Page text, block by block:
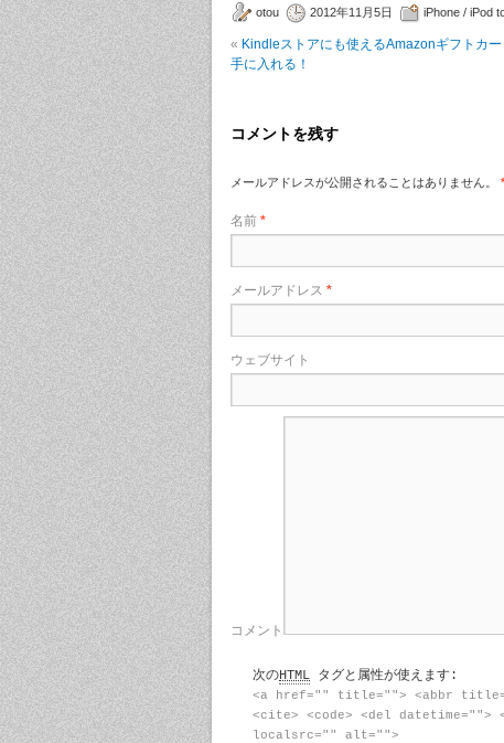
otou 2012年11月5日 iPhone / iPod
« Kindleストアにも使えるAmazonギフトカー
手に入れる！
コメントを残す
メールアドレスが公開されることはありません。 *
名前 *
メールアドレス *
ウェブサイト
コメント
次のHTML タグと属性が使えます:
<a href="" title=""> <abbr
<cite> <code> <del datetime="">
localsrc="" alt="">